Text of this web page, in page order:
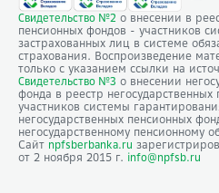
Свидетельство №2 о внесении в
пенсионных фондов - участников
застрахованных лиц в системе
страхования. Воспроизведение
только с указанием ссылки на
Свидетельство №3 о внесении
фонда в реестр
участников системы
негосударственных пенсионных
негосударственному пенсионному
Сайт npfsberbanka.ru
от 2 ноября 2015 г. info@npfsb.ru